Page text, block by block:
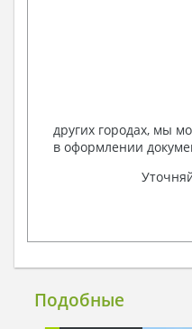
других городах, мы
в оформлении
Подобные